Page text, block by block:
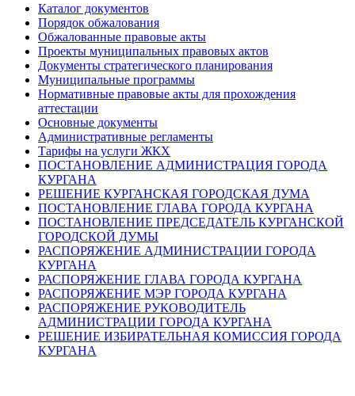
Каталог документов
Порядок обжалования
Обжалованные правовые акты
Проекты муниципальных правовых актов
Документы стратегического планирования
Муниципальные программы
Нормативные правовые акты для прохождения
аттестации
Основные документы
Административные регламенты
Тарифы на услуги ЖКХ
ПОСТАНОВЛЕНИЕ АДМИНИСТРАЦИЯ ГОРОДА
КУРГАНА
РЕШЕНИЕ КУРГАНСКАЯ ГОРОДСКАЯ ДУМА
ПОСТАНОВЛЕНИЕ ГЛАВА ГОРОДА КУРГАНА
ПОСТАНОВЛЕНИЕ ПРЕДСЕДАТЕЛЬ КУРГАНСКОЙ
ГОРОДСКОЙ ДУМЫ
РАСПОРЯЖЕНИЕ АДМИНИСТРАЦИИ ГОРОДА
КУРГАНА
РАСПОРЯЖЕНИЕ ГЛАВА ГОРОДА КУРГАНА
РАСПОРЯЖЕНИЕ МЭР ГОРОДА КУРГАНА
РАСПОРЯЖЕНИЕ РУКОВОДИТЕЛЬ
АДМИНИСТРАЦИИ ГОРОДА КУРГАНА
РЕШЕНИЕ ИЗБИРАТЕЛЬНАЯ КОМИССИЯ ГОРОДА
КУРГАНА